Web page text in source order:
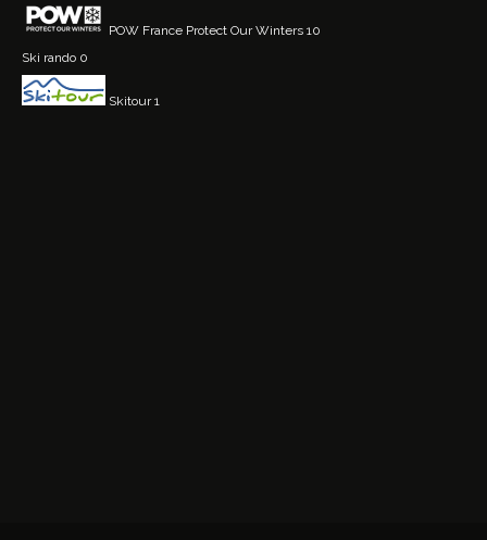
POW France Protect Our Winters 10
Ski rando 0
Skitour1